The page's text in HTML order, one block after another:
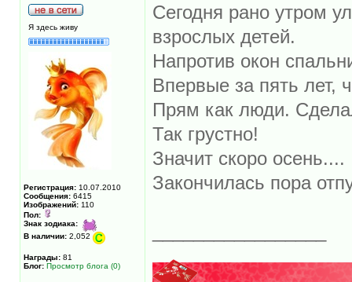
Я здесь живу
Регистрация: 10.07.2010
Сообщения: 6415
Изображений: 110
Пол:
Знак зодиака:
В наличии: 2,052
Награды: 81
Блог: Просмотр блога (0)
Сегодня рано утром
взрослых детей.
Напротив окон
Впервые за пять лет,
Прям как люди.
Так грустно!
Значит скоро осень....
Закончилась пора